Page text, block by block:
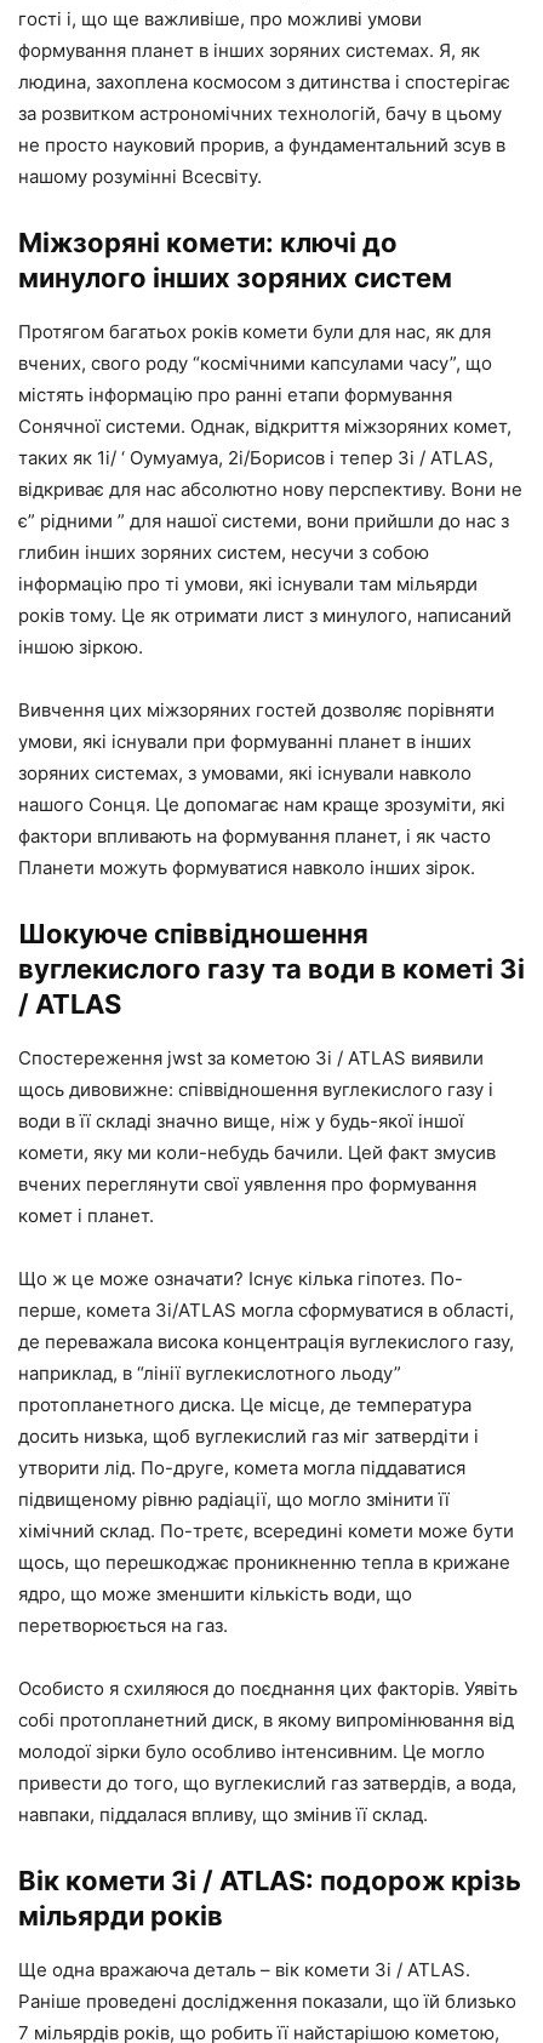
гості і, що ще важливіше, про можливі умови
формування планет в інших зоряних системах. Я, як
людина, захоплена космосом з дитинства і спостерігає
за розвитком астрономічних технологій, бачу в цьому
не просто науковий прорив, а фундаментальний зсув в
нашому розумінні Всесвіту.
Міжзоряні комети: ключі до
минулого інших зоряних систем
Протягом багатьох років комети були для нас, як для
вчених, свого роду “космічними капсулами часу”, що
містять інформацію про ранні етапи формування
Сонячної системи. Однак, відкриття міжзоряних комет,
таких як 1i/ ‘ Оумуамуа, 2i/Борисов і тепер 3i / ATLAS,
відкриває для нас абсолютно нову перспективу. Вони не
є” рідними ” для нашої системи, вони прийшли до нас з
глибин інших зоряних систем, несучи з собою
інформацію про ті умови, які існували там мільярди
років тому. Це як отримати лист з минулого, написаний
іншою зіркою.
Вивчення цих міжзоряних гостей дозволяє порівняти
умови, які існували при формуванні планет в інших
зоряних системах, з умовами, які існували навколо
нашого Сонця. Це допомагає нам краще зрозуміти, які
фактори впливають на формування планет, і як часто
Планети можуть формуватися навколо інших зірок.
Шокуюче співвідношення
вуглекислого газу та води в кометі 3i
/ ATLAS
Спостереження jwst за кометою 3i / ATLAS виявили
щось дивовижне: співвідношення вуглекислого газу і
води в її складі значно вище, ніж у будь-якої іншої
комети, яку ми коли-небудь бачили. Цей факт змусив
вчених переглянути свої уявлення про формування
комет і планет.
Що ж це може означати? Існує кілька гіпотез. По-
перше, комета 3i/ATLAS могла сформуватися в області,
де переважала висока концентрація вуглекислого газу,
наприклад, в “лінії вуглекислотного льоду”
протопланетного диска. Це місце, де температура
досить низька, щоб вуглекислий газ міг затвердіти і
утворити лід. По-друге, комета могла піддаватися
підвищеному рівню радіації, що могло змінити її
хімічний склад. По-третє, всередині комети може бути
щось, що перешкоджає проникненню тепла в крижане
ядро, що може зменшити кількість води, що
перетворюється на газ.
Особисто я схиляюся до поєднання цих факторів. Уявіть
собі протопланетний диск, в якому випромінювання від
молодої зірки було особливо інтенсивним. Це могло
привести до того, що вуглекислий газ затвердів, а вода,
навпаки, піддалася впливу, що змінив її склад.
Вік комети 3i / ATLAS: подорож крізь
мільярди років
Ще одна вражаюча деталь – вік комети 3i / ATLAS.
Раніше проведені дослідження показали, що їй близько
7 мільярдів років, що робить її найстарішою кометою,